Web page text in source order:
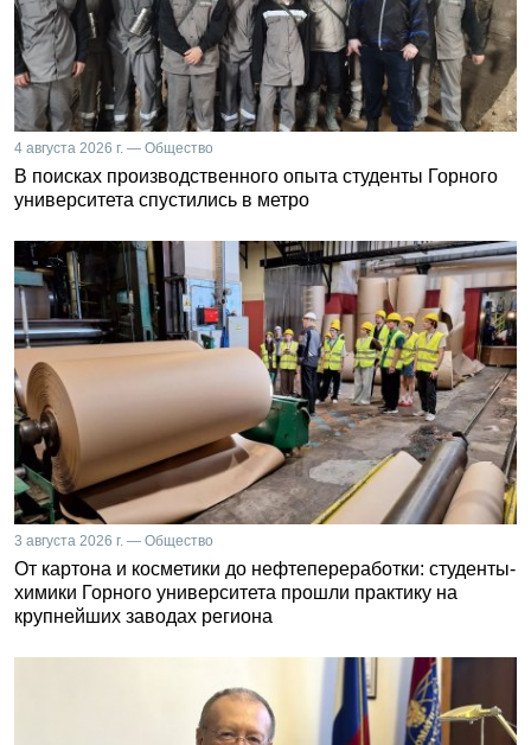
4 августа 2026 г. — Общество
В поисках производственного опыта студенты Горного
университета спустились в метро
3 августа 2026 г. — Общество
От картона и косметики до нефтепереработки: студенты-
химики Горного университета прошли практику на
крупнейших заводах региона